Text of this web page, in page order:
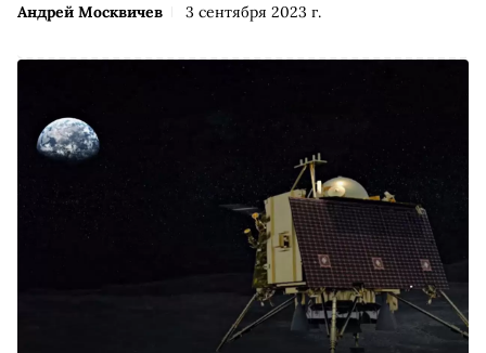
Андрей Москвичев 3 сентября 2023 г.